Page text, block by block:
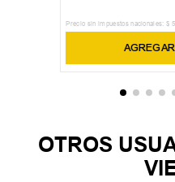
Precio sin impuestos nacionales: $
OTROS